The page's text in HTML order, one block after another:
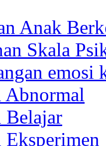
Anak
Skala
emosi
Belajar